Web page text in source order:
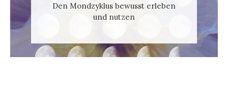
Den Mondzyklus bewusst erleben
und nutzen